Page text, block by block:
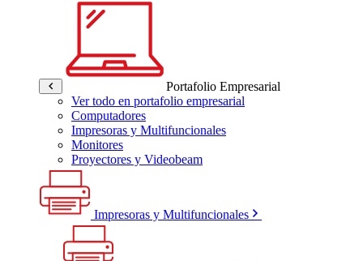
Portafolio Empresarial
Ver todo en portafolio empresarial
Computadores
Impresoras y Multifuncionales
Monitores
Proyectores y Videobeam
Impresoras y Multifuncionales